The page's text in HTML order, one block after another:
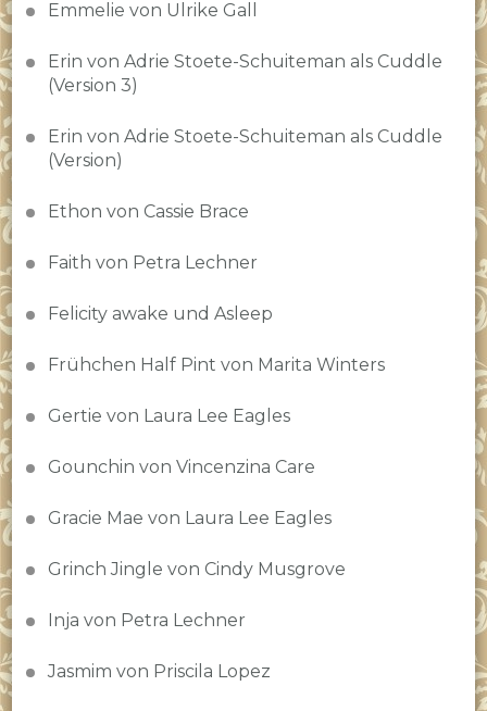
Emmelie von Ulrike Gall
Erin von Adrie Stoete-Schuiteman als Cuddle
(Version 3)
Erin von Adrie Stoete-Schuiteman als Cuddle
(Version)
Ethon von Cassie Brace
Faith von Petra Lechner
Felicity awake und Asleep
Frühchen Half Pint von Marita Winters
Gertie von Laura Lee Eagles
Gounchin von Vincenzina Care
Gracie Mae von Laura Lee Eagles
Grinch Jingle von Cindy Musgrove
Inja von Petra Lechner
Jasmim von Priscila Lopez